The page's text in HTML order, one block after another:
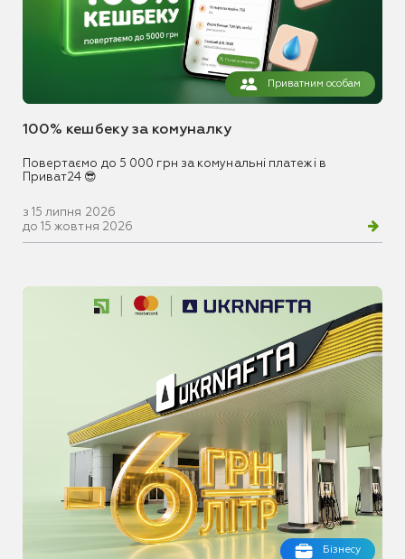
Приватним особам
100% кешбеку за комуналку
Повертаємо до 5 000 грн за комунальні платежі в
Приват24 😎
з 15 липня 2026
до 15 жовтня 2026
Бізнесу